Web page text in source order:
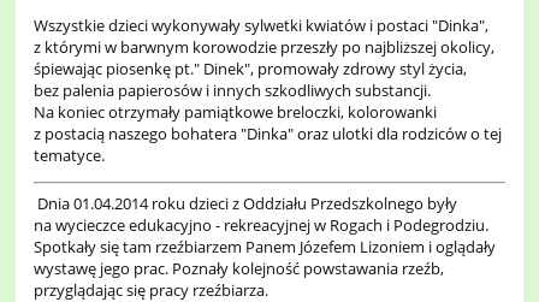
Wszystkie dzieci wykonywały sylwetki kwiatów i postaci "Dinka",
z którymi w barwnym korowodzie przeszły po najbliższej okolicy,
śpiewając piosenkę pt." Dinek", promowały zdrowy styl życia,
bez palenia papierosów i innych szkodliwych substancji.
Na koniec otrzymały pamiątkowe breloczki, kolorowanki
z postacią naszego bohatera "Dinka" oraz ulotki dla rodziców o tej
tematyce.
Dnia 01.04.2014 roku dzieci z Oddziału Przedszkolnego były
na wycieczce edukacyjno - rekreacyjnej w Rogach i Podegrodziu.
Spotkały się tam rzeźbiarzem Panem Józefem Lizoniem i oglądały
wystawę jego prac. Poznały kolejność powstawania rzeźb,
przyglądając się pracy rzeźbiarza.